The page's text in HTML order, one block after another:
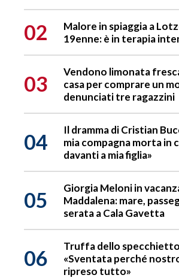
02
Malore in spiaggia a
19enne: è in terapia
03
Vendono limonata
casa per comprare un
denunciati tre ragazzini
04
Il dramma di Cristian
mia compagna morta in
davanti a mia figlia»
05
Giorgia Meloni in
Maddalena: mare,
serata a Cala Gavetta
06
Truffa dello specchietto
«Sventata perché
ripreso tutto»